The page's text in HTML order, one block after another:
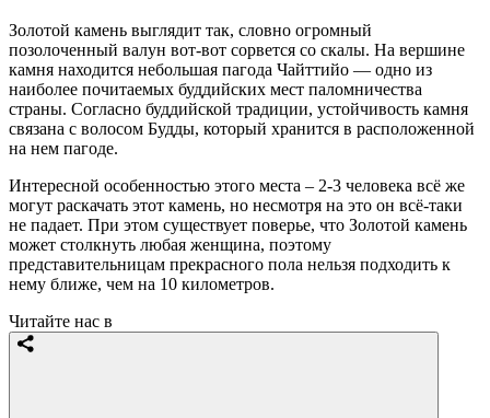
Золотой камень выглядит так, словно огромный
позолоченный валун вот-вот сорвется со скалы. На вершине
камня находится небольшая пагода Чайттийо — одно из
наиболее почитаемых буддийских мест паломничества
страны. Согласно буддийской традиции, устойчивость камня
связана с волосом Будды, который хранится в расположенной
на нем пагоде.
Интересной особенностью этого места – 2-3 человека всё же
могут раскачать этот камень, но несмотря на это он всё-таки
не падает. При этом существует поверье, что Золотой камень
может столкнуть любая женщина, поэтому
представительницам прекрасного пола нельзя подходить к
нему ближе, чем на 10 километров.
Читайте нас в